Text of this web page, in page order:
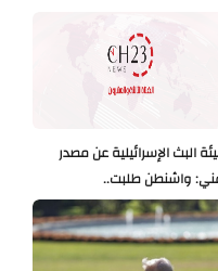
البث الإسرائيلية عن مصدر
واشنطن طلبت..